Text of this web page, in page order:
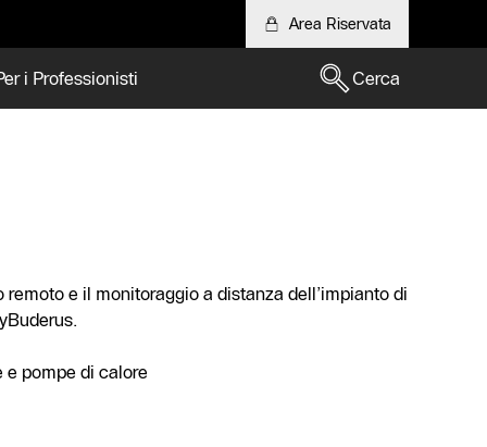
Area Riservata
i Professionisti
Cerca
e il monitoraggio a distanza dell’impianto di
e pompe di calore